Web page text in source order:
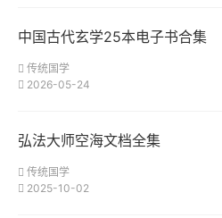
中国古代玄学25本电子书合集
传统国学
2026-05-24
弘法大师空海文档全集
传统国学
2025-10-02